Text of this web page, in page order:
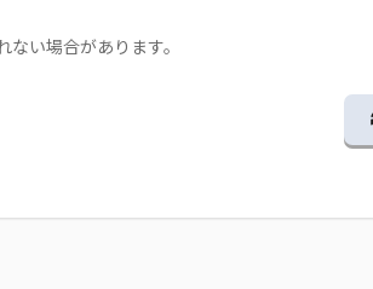
い場合があります。